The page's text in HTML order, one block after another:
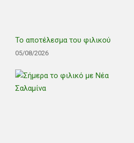
Το αποτέλεσμα του φιλικού
05/08/2026